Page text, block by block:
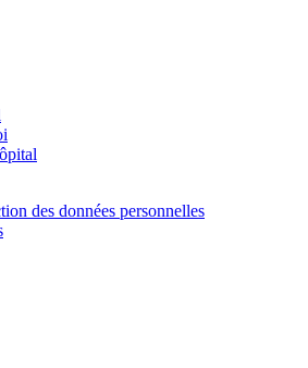
des données personnelles